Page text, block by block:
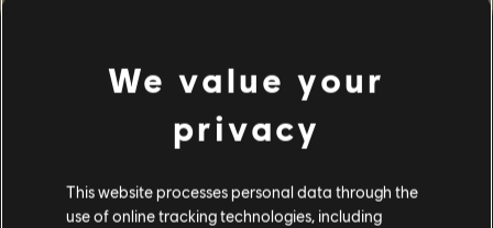
Assassin's Creed Origins
Avatar: Frontiers of Pandora
Anno 1800
The Crew Motorfest
The Crew 2
We value your
privacy
This website processes personal data through the
use of online tracking technologies, including